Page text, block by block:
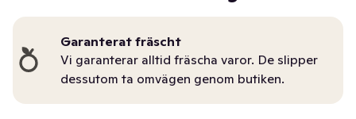
Garanterat fräscht
Vi garanterar alltid fräscha varor. De slipper
dessutom ta omvägen genom butiken.